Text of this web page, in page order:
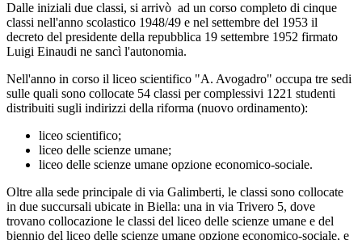
Dalle iniziali due classi, si arrivò ad un corso completo di cinque
classi nell'anno scolastico 1948/49 e nel settembre del 1953 il
decreto del presidente della repubblica 19 settembre 1952 firmato
Luigi Einaudi ne sancì l'autonomia.
Nell'anno in corso il liceo scientifico "A. Avogadro" occupa tre sedi
sulle quali sono collocate 54 classi per complessivi 1221 studenti
distribuiti sugli indirizzi della riforma (nuovo ordinamento):
liceo scientifico;
liceo delle scienze umane;
liceo delle scienze umane opzione economico-sociale.
Oltre alla sede principale di via Galimberti, le classi sono collocate
in due succursali ubicate in Biella: una in via Trivero 5, dove
trovano collocazione le classi del liceo delle scienze umane e del
biennio del liceo delle scienze umane opzione economico-sociale, e